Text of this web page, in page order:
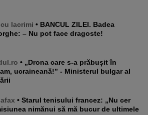
lacrimi • BANCUL ZILEI. Badea
– Nu pot face dragoste!
• „Drona care s-a prăbușit în
ucraineană!” - Ministerul bulgar al
• Starul tenisului francez: „Nu cer
nimănui să mă bucur de ultimele